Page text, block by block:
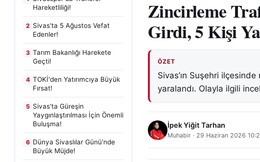
Hareketliliği!
2 Sivas'ta 5 Ağustos Vefat
Edenler!
3 Tarım Bakanlığı Harekete
Geçti!
4 TOKİ'den Yatırımcıya Büyük
Fırsat!
5 Sivas'ta Güreşin
Yaygınlaştırılması İçin Önemli
Buluşma!
6 Dünya Sivaslılar Günü'nde
Büyük Müjde!
Zincirleme
Girdi, 5 Kişi
ÖZET
Sivas’ın Suşehri
yaralandı. Olayla ilgili
İpek Yiğit Tarhan
Muhabir · 29 Haziran 2026